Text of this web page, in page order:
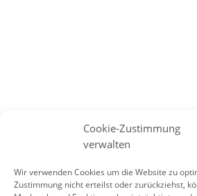
Cookie-Zustimmung
verwalten
Wir verwenden Cookies um die Website zu
Zustimmung nicht erteilst oder zurückziehst,